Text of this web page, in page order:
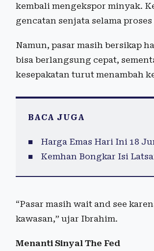
kembali mengekspor minyak.
gencatan senjata selama
Namun, pasar masih bersikap
bisa berlangsung cepat,
kesepakatan turut menambah
BACA JUGA
Harga Emas Hari Ini 18
Kemhan Bongkar Isi
“Pasar masih wait and see
kawasan,” ujar Ibrahim.
Menanti Sinyal The Fed